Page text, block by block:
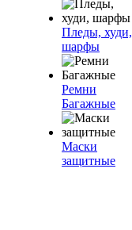
Пледы, худи,
шарфы
Ремни
Багажные
Маски
защитные